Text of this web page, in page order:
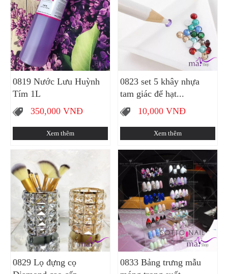
0819 Nước Lưu Huỳnh
Tím 1L
350,000VNĐ
Xem thêm
0823 set 5 khây nhựa
tam giác để hạt...
10,000 VNĐ
Xem thêm
0829 Lọ đựng cọ
0833 Bảng trưng mẫu